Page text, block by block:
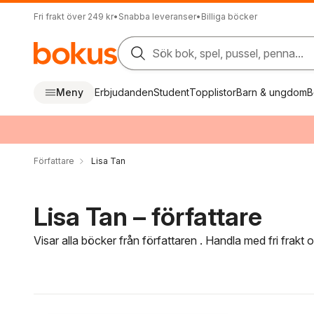
Fri frakt över 249 kr• Snabba leveranser• Billiga böcker
Sök bok, spel, pussel, penna...
Meny ErbjudandenStudentTopplistorBarn & ungdom
Författare Lisa Tan
Lisa Tan – författare
Visar alla böcker från författaren . Handla med fri frakt